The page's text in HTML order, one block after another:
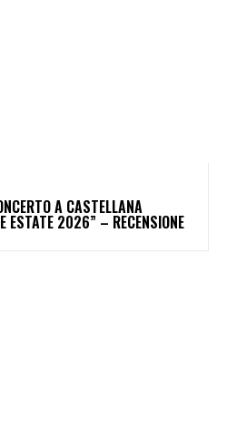
A CASTELLANA
ESTATE 2026” – RECENSIONE